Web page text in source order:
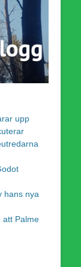
upp
hans nya
att Palme